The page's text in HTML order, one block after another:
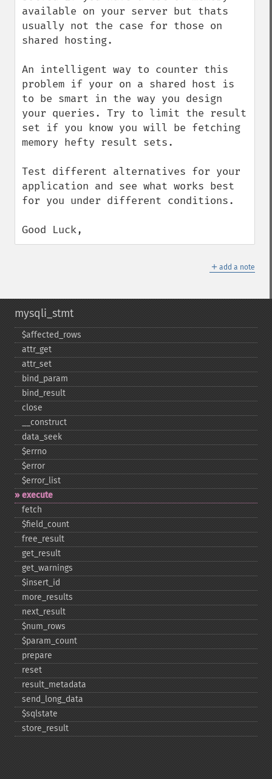
available on your server but thats
usually not the case for those on
shared hosting.
An intelligent way to counter this
problem if your on a shared host is
to be smart in the way you design
your queries. Try to limit the result
set if you know you will be fetching
memory hefty result sets.
Test different alternatives for your
application and see what works best
for you under different conditions.
Good Luck,
＋ add a note
mysqli_stmt
$affected_​rows
attr_​get
attr_​set
bind_​param
bind_​result
close
_​_​construct
data_​seek
$errno
$error
$error_​list
execute
fetch
$field_​count
free_​result
get_​result
get_​warnings
$insert_​id
more_​results
next_​result
$num_​rows
$param_​count
prepare
reset
result_​metadata
send_​long_​data
$sqlstate
store_​result